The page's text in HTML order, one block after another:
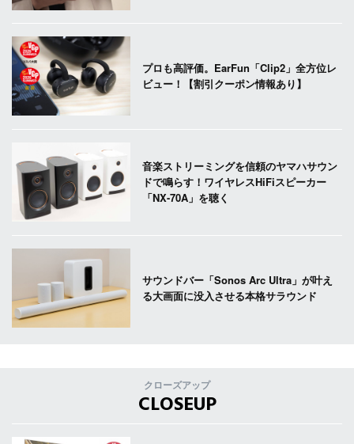
プロも高評価。EarFun「Clip2」全方位レ
ビュー！【割引クーポン情報あり】
音楽ストリーミングを信頼のヤマハサウン
ドで鳴らす！ワイヤレスHiFiスピーカー
「NX-70A」を聴く
サウンドバー「Sonos Arc Ultra」が叶え
る大画面に没入させる本格サラウンド
クローズアップ
CLOSEUP